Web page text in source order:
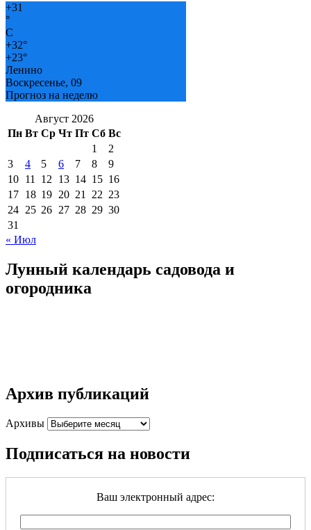
+31
°
C
+32°
+23°
Ленино
Воскресенье, 09
Прогноз на неделю
Август 2026
Пн Вт Ср Чт Пт Сб Вс
1
2
3
4 5 6 7 8
9
10 11 12 13 14 15 16
17 18 19 20 21 22 23
24 25 26 27 28 29 30
31
« Июл
Лунный календарь садовода и
огородника
Архив публикаций
Архивы
Подписаться на новости
Ваш электронный адрес: